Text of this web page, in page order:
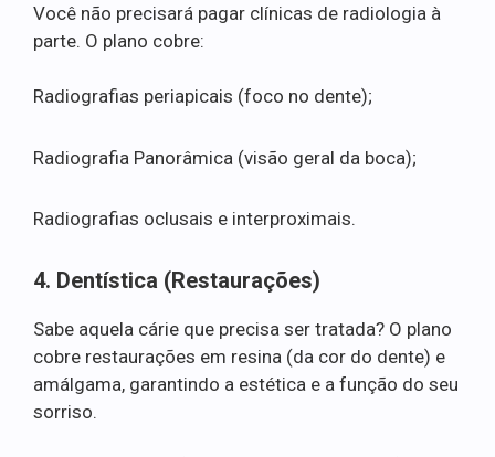
Você não precisará pagar clínicas de radiologia à
parte. O plano cobre:
Radiografias periapicais (foco no dente);
Radiografia Panorâmica (visão geral da boca);
Radiografias oclusais e interproximais.
4. Dentística (Restaurações)
Sabe aquela cárie que precisa ser tratada? O plano
cobre restaurações em resina (da cor do dente) e
amálgama, garantindo a estética e a função do seu
sorriso.